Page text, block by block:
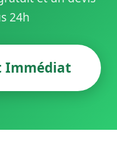
24h
Immédiat